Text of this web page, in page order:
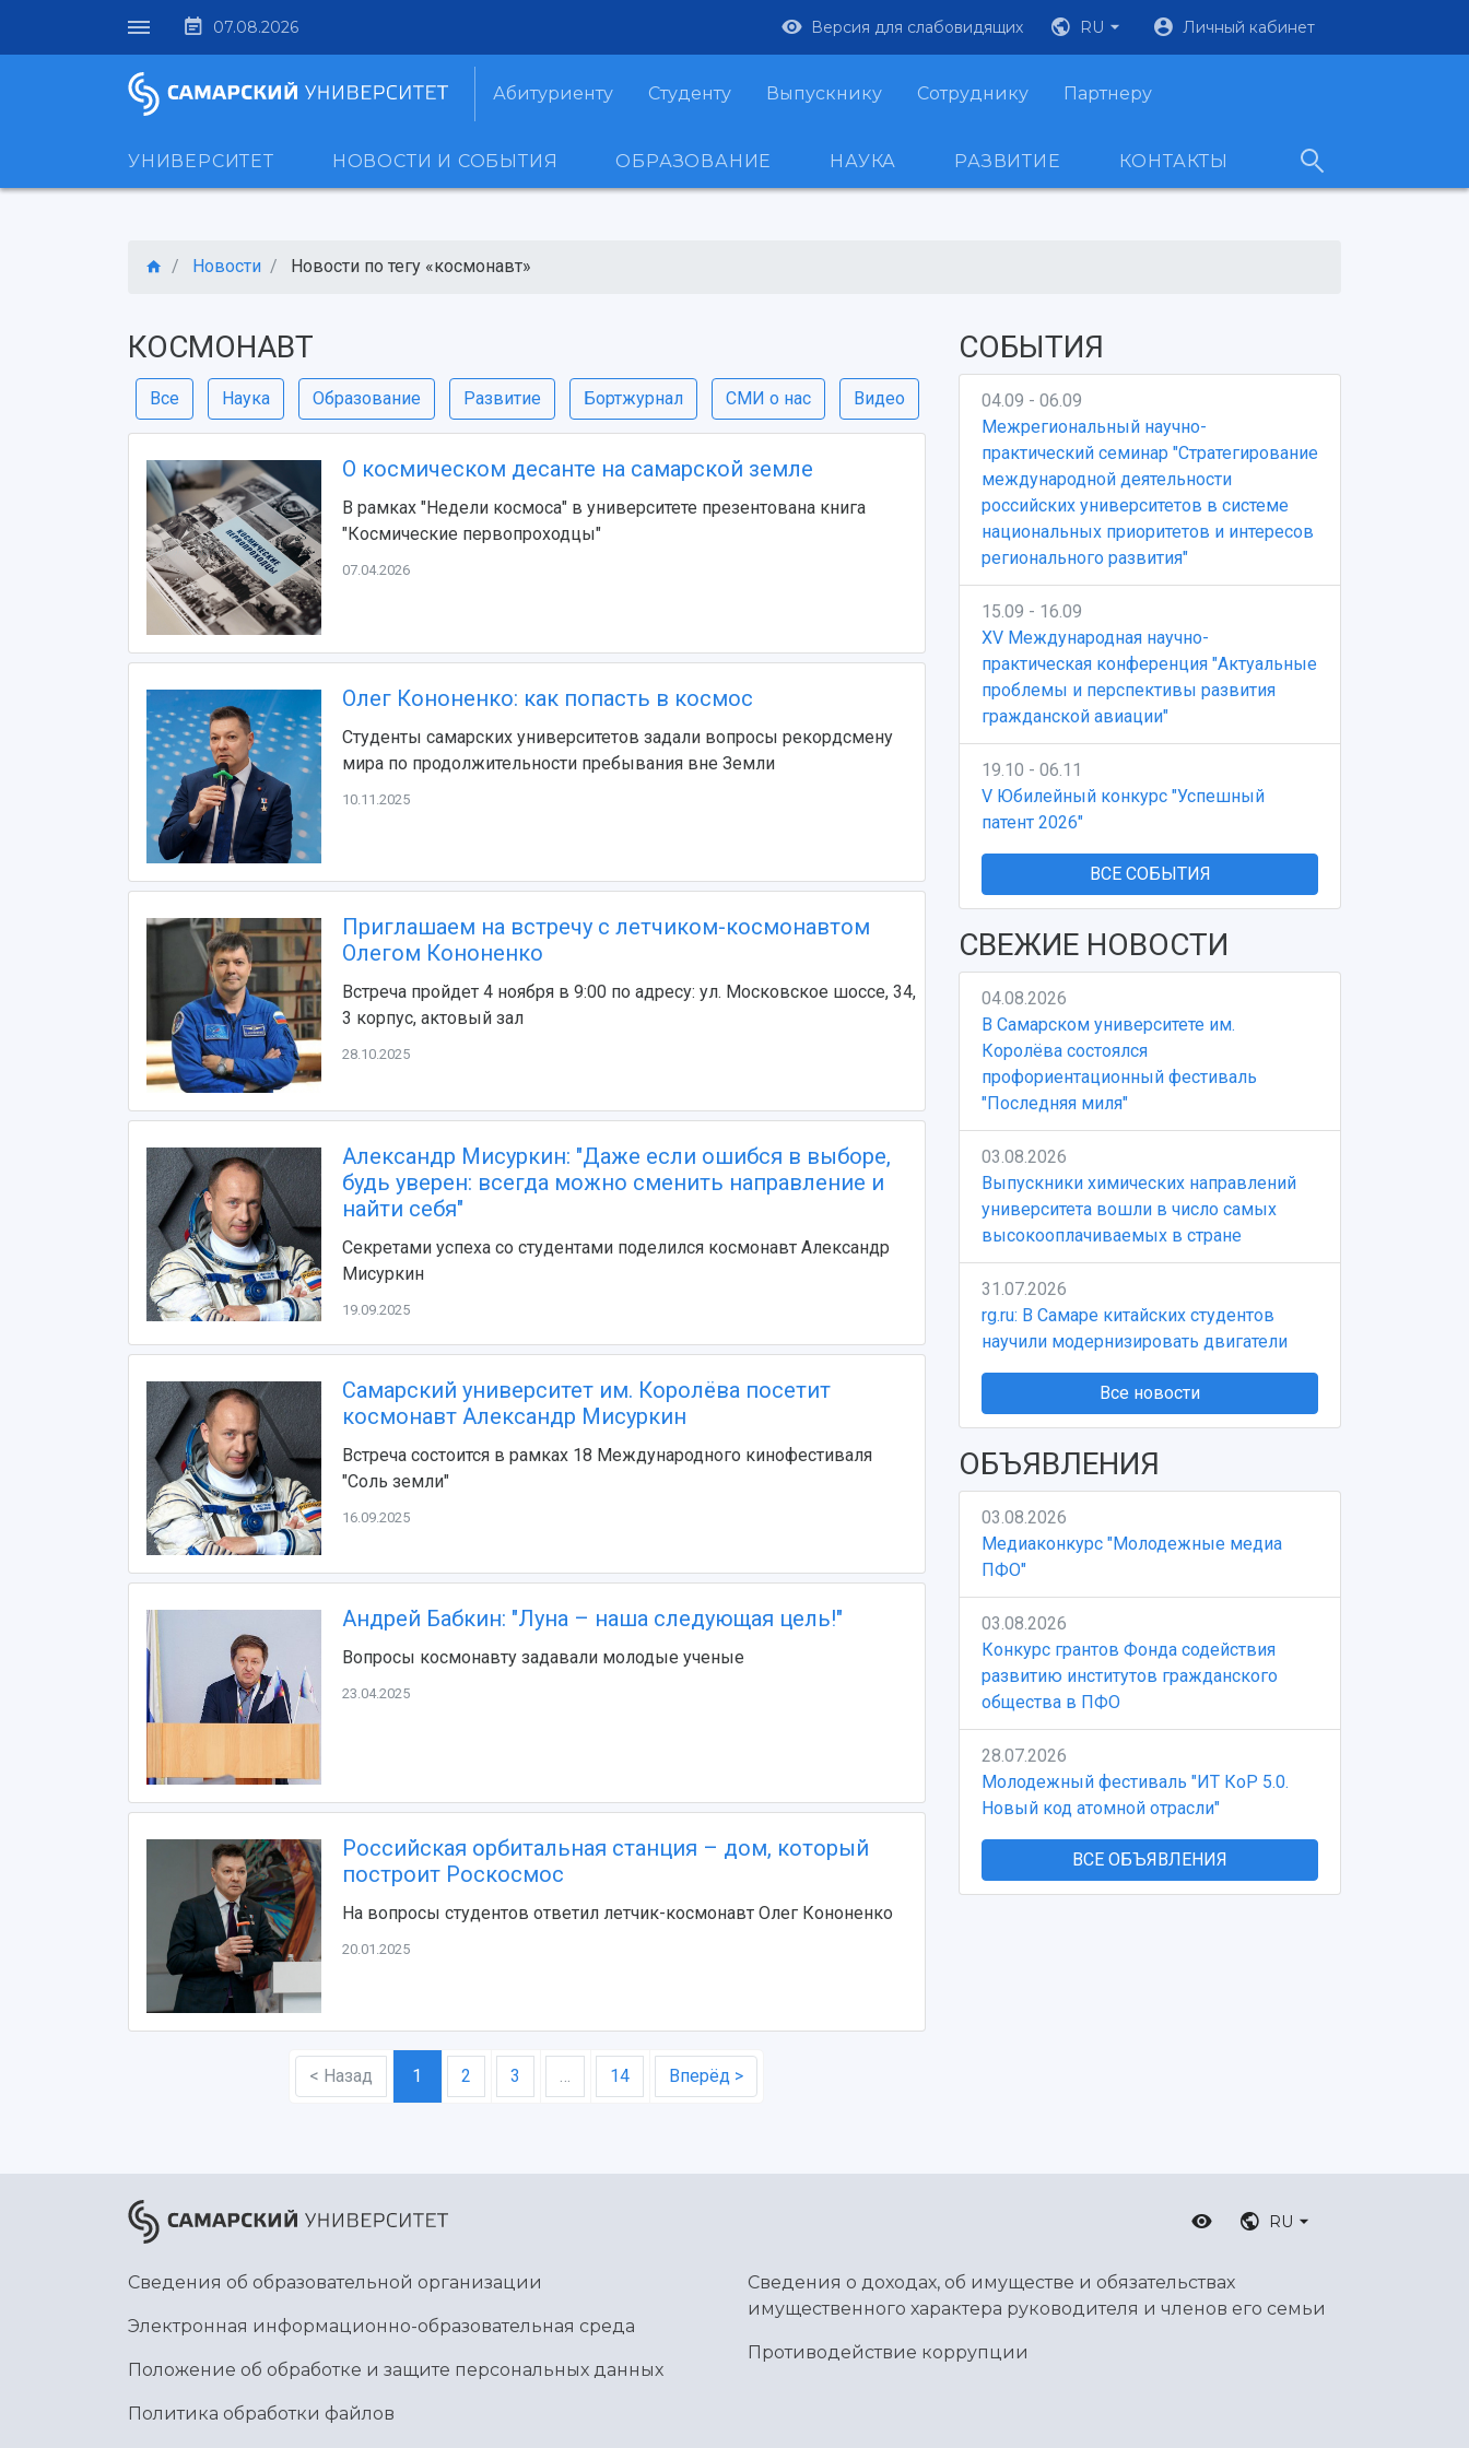
07.08.2026 Версия для слабовидящих RU Личный кабинет
Абитуриенту Студенту Выпускнику Сотруднику Партнеру
УНИВЕРСИТЕТ НОВОСТИ И СОБЫТИЯ ОБРАЗОВАНИЕ НАУКА РАЗВИТИЕ КОНТАКТЫ
Новости Новости по тегу «космонавт»
КОСМОНАВТ
Все Наука Образование Развитие Бортжурнал СМИ о нас Видео
О космическом десанте на самарской земле
В рамках "Недели космоса" в университете презентована книга
"Космические первопроходцы"
07.04.2026
Олег Кононенко: как попасть в космос
Студенты самарских университетов задали вопросы рекордсмену
мира по продолжительности пребывания вне Земли
10.11.2025
Приглашаем на встречу с летчиком-космонавтом
Олегом Кононенко
Встреча пройдет 4 ноября в 9:00 по адресу: ул. Московское шоссе, 34,
3 корпус, актовый зал
28.10.2025
Александр Мисуркин: "Даже если ошибся в выборе,
будь уверен: всегда можно сменить направление и
найти себя"
Секретами успеха со студентами поделился космонавт Александр
Мисуркин
19.09.2025
Самарский университет им. Королёва посетит
космонавт Александр Мисуркин
Встреча состоится в рамках 18 Международного кинофестиваля
"Соль земли"
16.09.2025
Андрей Бабкин: "Луна – наша следующая цель!"
Вопросы космонавту задавали молодые ученые
23.04.2025
Российская орбитальная станция – дом, который
построит Роскосмос
На вопросы студентов ответил летчик-космонавт Олег Кононенко
20.01.2025
< Назад 1 2 3 … 14 Вперёд >
СОБЫТИЯ
04.09 - 06.09
Межрегиональный научно-
практический семинар "Стратегирование
международной деятельности
российских университетов в системе
национальных приоритетов и интересов
регионального развития"
15.09 - 16.09
XV Международная научно-
практическая конференция "Актуальные
проблемы и перспективы развития
гражданской авиации"
19.10 - 06.11
V Юбилейный конкурс "Успешный
патент 2026"
ВСЕ СОБЫТИЯ
СВЕЖИЕ НОВОСТИ
04.08.2026
В Самарском университете им.
Королёва состоялся
профориентационный фестиваль
"Последняя миля"
03.08.2026
Выпускники химических направлений
университета вошли в число самых
высокооплачиваемых в стране
31.07.2026
rg.ru: В Самаре китайских студентов
научили модернизировать двигатели
Все новости
ОБЪЯВЛЕНИЯ
03.08.2026
Медиаконкурс "Молодежные медиа
ПФО"
03.08.2026
Конкурс грантов Фонда содействия
развитию институтов гражданского
общества в ПФО
28.07.2026
Молодежный фестиваль "ИТ КоР 5.0.
Новый код атомной отрасли"
ВСЕ ОБЪЯВЛЕНИЯ
RU
Сведения об образовательной организации
Электронная информационно-образовательная среда
Положение об обработке и защите персональных данных
Политика обработки файлов
Сведения о доходах, об имуществе и обязательствах
имущественного характера руководителя и членов его семьи
Противодействие коррупции